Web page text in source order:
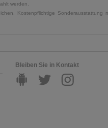
werden.
Kostenpflichtige Sonderausstattung
Bleiben Sie in Kontakt